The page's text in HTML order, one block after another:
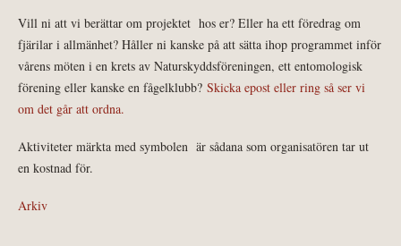
Vill ni att vi berättar om projektet hos er? Eller ha ett föredrag om
fjärilar i allmänhet? Håller ni kanske på att sätta ihop programmet inför
vårens möten i en krets av Naturskyddsföreningen, ett entomologisk
förening eller kanske en fågelklubb? Skicka epost eller ring så ser vi
om det går att ordna.
Aktiviteter märkta med symbolen är sådana som organisatören tar ut
en kostnad för.
Arkiv